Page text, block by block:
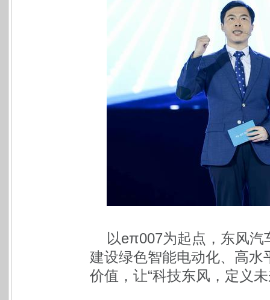
以eπ007为起点，东风
建设绿色智能电动化、高
价值，让“科技东风，定义未